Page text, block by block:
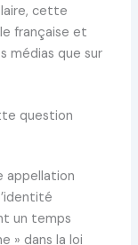
cette
française et
médias que sur
question
appellation
un temps
» dans la loi